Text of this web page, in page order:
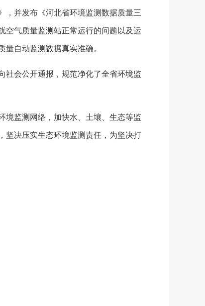
，并发布《河北省环境监测数据质量三
空气质量监测站正常运行的问题以及运
自动监测数据真实准确。
会公开通报，规范净化了全省环境监
监测网络，加快水、土壤、生态等监
坚决压实生态环境监测责任，为坚决打